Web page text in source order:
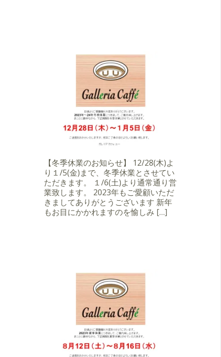
【冬季休業のお知らせ】 12/28(木)よ
り１/5(金)まで、冬季休業とさせてい
ただきます。 １/6(土)より通常通り営
業致します。 2023年もご愛顧いただ
きましてありがとうございます 新年
もお目にかかれますのを愉しみ […]